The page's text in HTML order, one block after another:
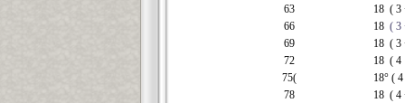
63
18 ( 3
66
18 ( 3
69
18 ( 3
72
18 ( 4
75(
18° ( 4
78
18 ( 4